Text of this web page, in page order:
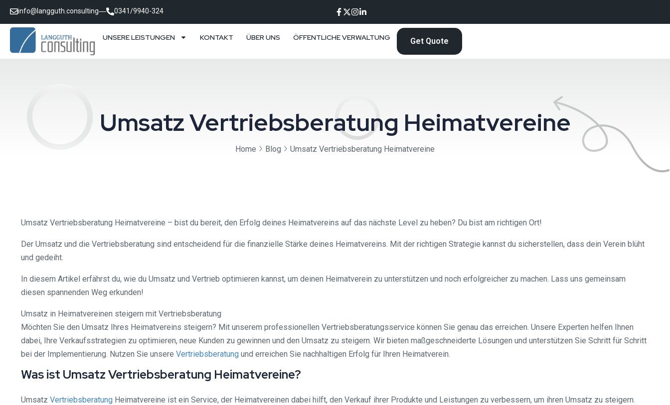
info@langguth.consulting 0341/9940-324
UNSERE LEISTUNGEN KONTAKT ÜBER UNS ÖFFENTLICHE VERWALTUNG Get Quote
Umsatz Vertriebsberatung Heimatvereine
Home Blog Umsatz Vertriebsberatung Heimatvereine
Umsatz Vertriebsberatung Heimatvereine – bist du bereit, den Erfolg deines Heimatvereins auf das nächste Level zu heben? Du bist am richtigen Ort!
Der Umsatz und die Vertriebsberatung sind entscheidend für die finanzielle Stärke deines Heimatvereins. Mit der richtigen Strategie kannst du sicherstellen, dass dein Verein blüht
und gedeiht.
In diesem Artikel erfährst du, wie du Umsatz und Vertrieb optimieren kannst, um deinen Heimatverein zu unterstützen und noch erfolgreicher zu machen. Lass uns gemeinsam
diesen spannenden Weg erkunden!
Umsatz in Heimatvereinen steigern mit Vertriebsberatung
Möchten Sie den Umsatz Ihres Heimatvereins steigern? Mit unserem professionellen Vertriebsberatungsservice können Sie genau das erreichen. Unsere Experten helfen Ihnen
dabei, Ihre Verkaufsstrategien zu optimieren, neue Kunden zu gewinnen und den Umsatz zu steigern. Wir bieten maßgeschneiderte Lösungen und unterstützen Sie Schritt für Schritt
bei der Implementierung. Nutzen Sie unsere Vertriebsberatung und erreichen Sie nachhaltigen Erfolg für Ihren Heimatverein.
Was ist Umsatz Vertriebsberatung Heimatvereine?
Umsatz Vertriebsberatung Heimatvereine ist ein Service, der Heimatvereinen dabei hilft, den Verkauf ihrer Produkte und Leistungen zu verbessern, um ihren Umsatz zu steigern.